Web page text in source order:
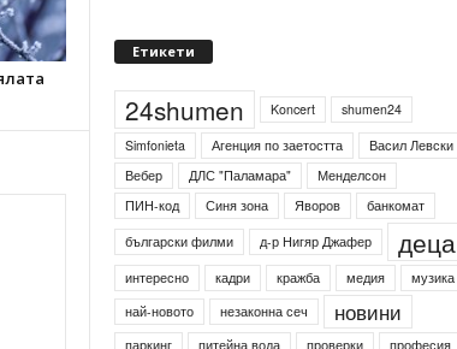
Етикети
24shumen Koncert
shumen24
Simfonieta
Агенция по заетостта
Васил Левски
Вебер
ДЛС "Паламара"
Менделсон
ПИН-код
Синя зона Яворов
банкомат
български филми
д-р Нигяр Джафер деца
интересно кадри кражба медия
музика
най-новото
незаконна сеч новини
паркинг питейна вода проверки
професия